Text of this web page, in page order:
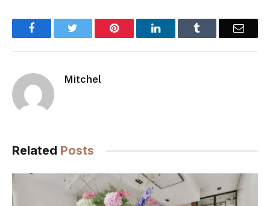
Facebook Pinterest LinkedIn Email
Mitchel
Related Posts